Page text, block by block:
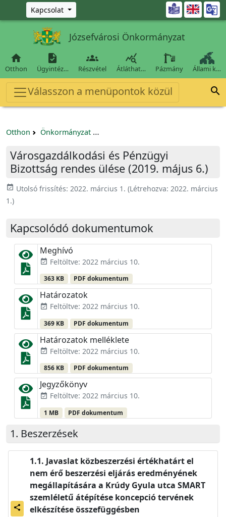
Ugrás a fő tartalomra
Kapcsolat 
Józsefvárosi Önkormányzat

Otthon

Ügyintéz…

Részvétel

Átláthat… Pázmány Állami k…
Válasszon a menüpontok közül 
Otthon Önkormányzat
Városgazdálkodási és Pénzügyi
Bizottság rendes ülése (2019. május 6.)
event_available Utolsó frissítés: 2022. március 1. (Létrehozva: 2022. március
1.)
Kapcsolódó dokumentumok
Meghívó
event_available Feltöltve: 2022 március 10.
363 KB PDF dokumentum
Határozatok
event_available Feltöltve: 2022 március 10.
369 KB PDF dokumentum
Határozatok melléklete
event_available Feltöltve: 2022 március 10.
856 KB PDF dokumentum
Jegyzőkönyv
event_available Feltöltve: 2022 március 10.
1 MB PDF dokumentum
Beszerzések
share
Javaslat közbeszerzési értékhatárt el
nem érő beszerzési eljárás eredményének
megállapítására a Krúdy Gyula utca SMART
szemléletű átépítése koncepció tervének
elkészítése összefüggésben